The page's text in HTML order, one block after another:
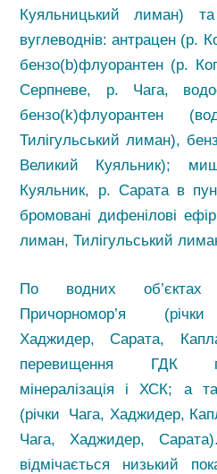
Куяльницький лиман) та
вуглеводнів: антрацен (р.
бензо(b)флуорантен (р.
Серпневе, р. Чага,
бензо(k)флуорантен
Тилігульський лиман),
Великий Куяльник);
Куяльник, р. Сарата в
бромовані дифенілові
лиман, Тилігульський
По водних об’єктах
Причорномор’я (річки
Хаджидер, Сарата,
перевищення ГДК
мінералізація і ХСК; а
(річки Чага, Хаджидер,
Чага, Хаджидер,
відмічається низький